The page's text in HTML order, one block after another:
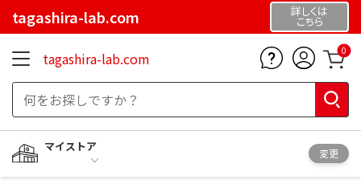
tagashira-lab.com 詳しくは
こちら
tagashira-lab.com 0
マイストア
変更